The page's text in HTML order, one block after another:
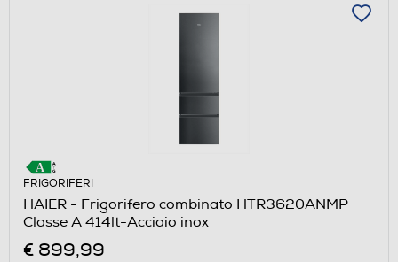
FRIGORIFERI
HAIER - Frigorifero combinato HTR3620ANMP
Classe A 414lt-Acciaio inox
€ 899,99